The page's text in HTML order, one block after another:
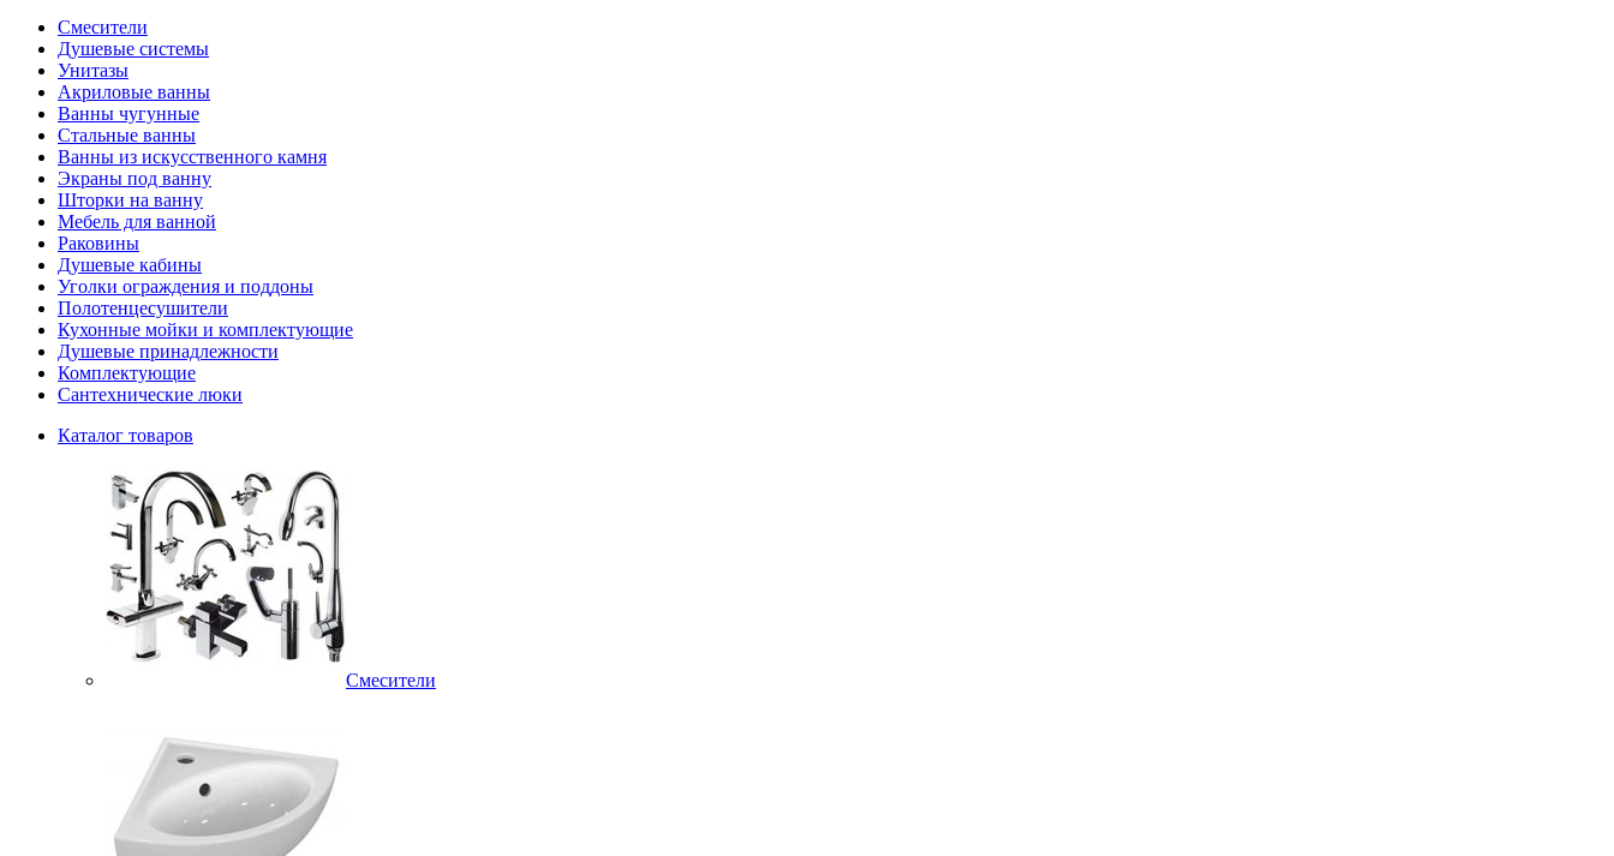
Смесители
Душевые системы
Унитазы
Акриловые ванны
Ванны чугунные
Стальные ванны
Ванны из искусственного камня
Экраны под ванну
Шторки на ванну
Мебель для ванной
Раковины
Душевые кабины
Уголки ограждения и поддоны
Полотенцесушители
Кухонные мойки и комплектующие
Душевые принадлежности
Комплектующие
Сантехнические люки
Каталог товаров
Смесители